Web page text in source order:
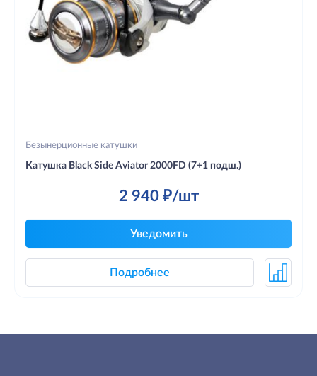
Безынерционные катушки
Катушка Black Side Aviator 2000FD (7+1 подш.)
2 940 ₽/шт
Уведомить
Подробнее